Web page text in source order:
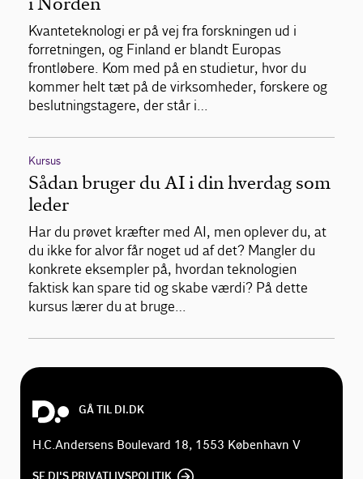
Kvanteteknologi er på vej fra forskningen ud i
forretningen, og Finland er blandt Europas
frontløbere. Kom med på en studietur, hvor du
kommer helt tæt på de virksomheder, forskere og
beslutningstagere, der står i…
Kursus
Sådan bruger du AI i din hverdag som
leder
Har du prøvet kræfter med AI, men oplever du, at
du ikke for alvor får noget ud af det? Mangler du
konkrete eksempler på, hvordan teknologien
faktisk kan spare tid og skabe værdi? På dette
kursus lærer du at bruge…
GÅ TIL DI.DK
H.C.Andersens Boulevard 18, 1553 København V
SE DI'S PRIVATLIVSPOLITIK